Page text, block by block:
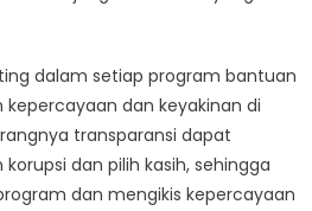
dalam setiap program bantuan
dan keyakinan di
transparansi dapat
dan pilih kasih, sehingga
dan mengikis kepercayaan